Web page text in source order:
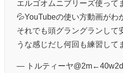
エルゴオムニブリーズ使って
💦YouTubeの使い方動画がわ
それでも頭グラングランして
うな感じだし何回も練習して
— トルティーヤ